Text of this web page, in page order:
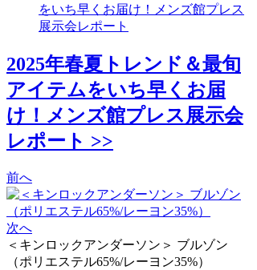
をいち早くお届け！メンズ館プレス
展示会レポート
2025年春夏トレンド＆最旬
アイテムをいち早くお届
け！メンズ館プレス展示会
レポート >>
前へ
次へ
＜キンロックアンダーソン＞ ブルゾン
（ポリエステル65%/レーヨン35%）